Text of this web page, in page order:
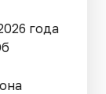
года